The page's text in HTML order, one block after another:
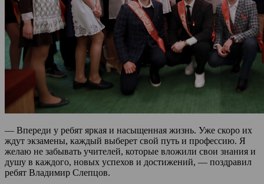
— Впереди у ребят яркая и насыщенная жизнь. Уже скоро их
ждут экзамены, каждый выберет свой путь и профессию. Я
желаю не забывать учителей, которые вложили свои знания и
душу в каждого, новых успехов и достижений, — поздравил
ребят Владимир Слепцов.